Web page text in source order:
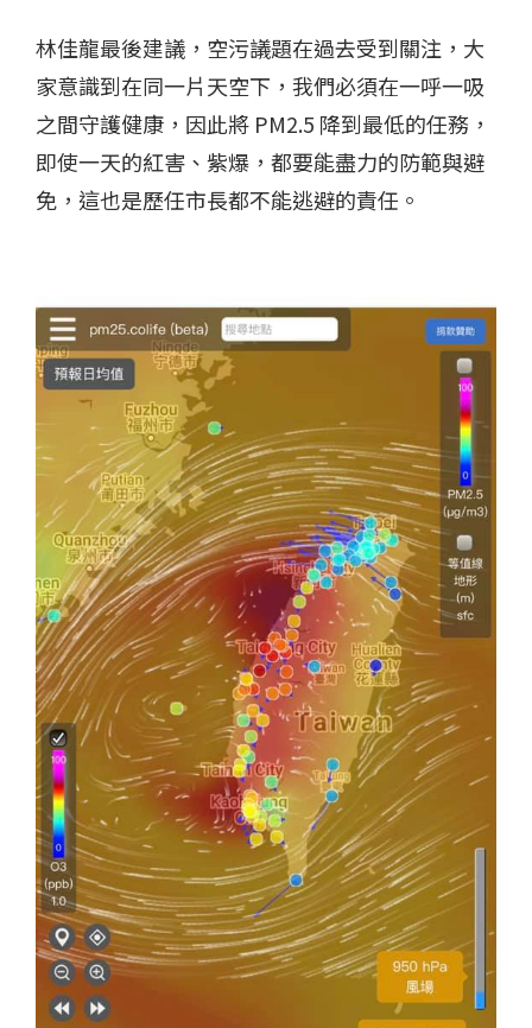
林佳龍最後建議，空污議題在過去受到關注，大
家意識到在同一片天空下，我們必須在一呼一吸
之間守護健康，因此將 PM2.5 降到最低的任務，
即使一天的紅害、紫爆，都要能盡力的防範與避
免，這也是歷任市長都不能逃避的責任。